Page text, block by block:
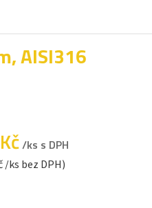
AISI316
/ks s DPH
/ks bez DPH)